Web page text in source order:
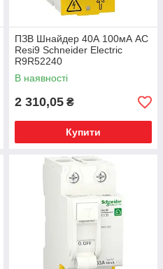
ПЗВ Шнайдер 40А 100мА AC
Resi9 Schneider Electric
R9R52240
В наявності
2 310,05 ₴
Купити